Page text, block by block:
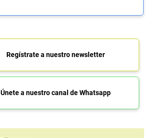
Regístrate a nuestro newsletter
Únete a nuestro canal de Whatsapp